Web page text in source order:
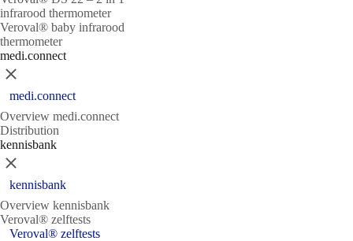
infrarood thermometer
Veroval® baby infrarood
thermometer
medi.connect
Sluit
medi.connect
Overview medi.connect
Distribution
kennisbank
Sluit
kennisbank
Overview kennisbank
Veroval® zelftests
Veroval® zelftests